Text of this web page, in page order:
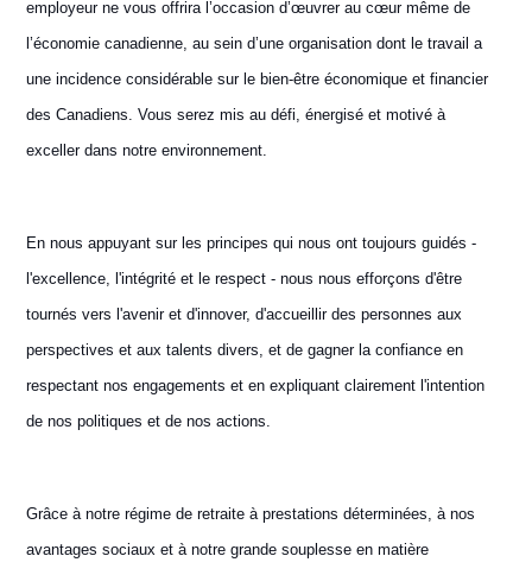
employeur ne vous offrira l’occasion d’œuvrer au cœur même de
l’économie canadienne, au sein d’une organisation dont le travail a
une incidence considérable sur le bien-être économique et financier
des Canadiens. Vous serez mis au défi, énergisé et motivé à
exceller dans notre environnement.
En nous appuyant sur les principes qui nous ont toujours guidés -
l'excellence, l'intégrité et le respect - nous nous efforçons d'être
tournés vers l'avenir et d'innover, d'accueillir des personnes aux
perspectives et aux talents divers, et de gagner la confiance en
respectant nos engagements et en expliquant clairement l'intention
de nos politiques et de nos actions.
Grâce à notre régime de retraite à prestations déterminées, à nos
avantages sociaux et à notre grande souplesse en matière